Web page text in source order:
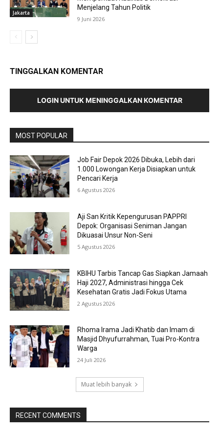
Jakarta
Menjelang Tahun Politik
9 Juni 2026
TINGGALKAN KOMENTAR
LOGIN UNTUK MENINGGALKAN KOMENTAR
MOST POPULAR
Job Fair Depok 2026 Dibuka, Lebih dari
1.000 Lowongan Kerja Disiapkan untuk
Pencari Kerja
6 Agustus 2026
Aji San Kritik Kepengurusan PAPPRI
Depok: Organisasi Seniman Jangan
Dikuasai Unsur Non-Seni
5 Agustus 2026
KBIHU Tarbis Tancap Gas Siapkan Jamaah
Haji 2027, Administrasi hingga Cek
Kesehatan Gratis Jadi Fokus Utama
2 Agustus 2026
Rhoma Irama Jadi Khatib dan Imam di
Masjid Dhyufurrahman, Tuai Pro-Kontra
Warga
24 Juli 2026
Muat lebih banyak
RECENT COMMENTS